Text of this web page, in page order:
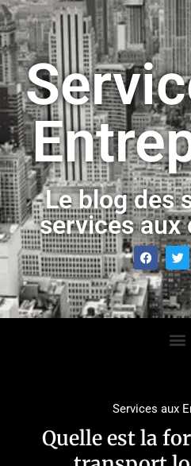
Le blog des
services aux
Services aux
Quelle est la